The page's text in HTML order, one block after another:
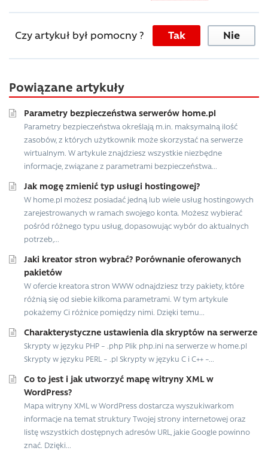
Czy artykuł był pomocny ? Tak Nie
Powiązane artykuły
Parametry bezpieczeństwa serwerów home.pl
Parametry bezpieczeństwa określają m.in. maksymalną ilość
zasobów, z których użytkownik może skorzystać na serwerze
wirtualnym. W artykule znajdziesz wszystkie niezbędne
informacje, związane z parametrami bezpieczeństwa...
Jak mogę zmienić typ usługi hostingowej?
W home.pl możesz posiadać jedną lub wiele usług hostingowych
zarejestrowanych w ramach swojego konta. Możesz wybierać
pośród różnego typu usług, dopasowując wybór do aktualnych
potrzeb,...
Jaki kreator stron wybrać? Porównanie oferowanych
pakietów
W ofercie kreatora stron WWW odnajdziesz trzy pakiety, które
różnią się od siebie kilkoma parametrami. W tym artykule
pokażemy Ci różnice pomiędzy nimi. Dzięki temu...
Charakterystyczne ustawienia dla skryptów na serwerze
Skrypty w języku PHP – .php Plik php.ini na serwerze w home.pl
Skrypty w języku PERL – .pl Skrypty w języku C i C++ –...
Co to jest i jak utworzyć mapę witryny XML w
WordPress?
Mapa witryny XML w WordPress dostarcza wyszukiwarkom
informacje na temat struktury Twojej strony internetowej oraz
listę wszystkich dostępnych adresów URL, jakie Google powinno
znać. Dzięki...